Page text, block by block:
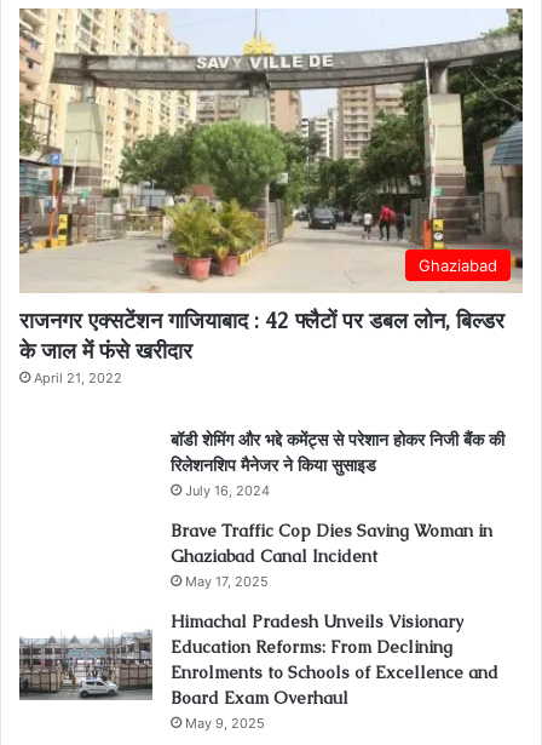
Ghaziabad
राजनगर एक्सटेंशन गाजियाबाद : 42 फ्लैटों पर डबल लोन, बिल्डर
के जाल में फंसे खरीदार
April 21, 2022
बॉडी शेमिंग और भद्दे कमेंट्स से परेशान होकर निजी बैंक की
रिलेशनशिप मैनेजर ने किया सुसाइड
July 16, 2024
Brave Traffic Cop Dies Saving Woman in
Ghaziabad Canal Incident
May 17, 2025
Himachal Pradesh Unveils Visionary
Education Reforms: From Declining
Enrolments to Schools of Excellence and
Board Exam Overhaul
May 9, 2025